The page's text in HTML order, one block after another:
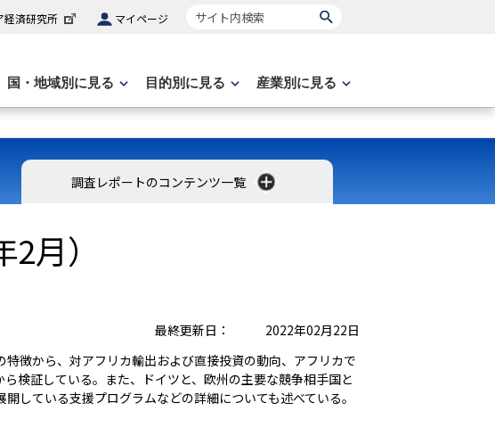
経済研究所 マイページ サイト内検索
国・地域別に見る 目的別に見る 産業別に見る
調査レポートのコンテンツ一覧
月）
2022年02月22日
最終更新日：
徴から、対アフリカ輸出および直接投資の動向、アフリカで
検証している。また、ドイツと、欧州の主要な競争相手国と
している支援プログラムなどの詳細についても述べている。